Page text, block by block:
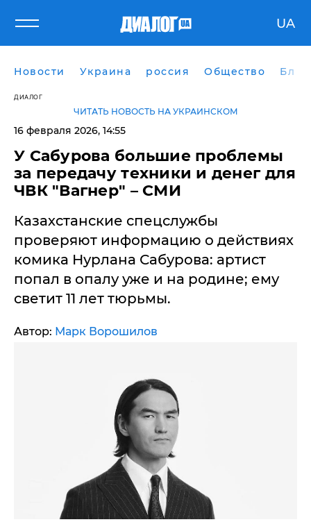
UA
Новости Украина россия Общество
ДИАЛОГ
ЧИТАТЬ НОВОСТЬ НА УКРАИНСКОМ
16 февраля 2026, 14:55
У Сабурова большие проблемы
за передачу техники и денег для
ЧВК "Вагнер" – СМИ
Казахстанские спецслужбы
проверяют информацию о действиях
комика Нурлана Сабурова: артист
попал в опалу уже и на родине; ему
светит 11 лет тюрьмы.
Автор: Марк Ворошилов